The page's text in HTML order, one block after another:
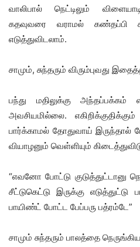
வாலிபால் நெட்டிலும்
கதவுவரை வராமல் கண்தப்பி
எடுத்துவிடலாம்.
சாமும், சுந்தரும் விரும்புவது
பந்து மதிலுக்கு
அவசியமில்லை.
பார்க்காமல் தோதுவாய் இருந்தால்
வியாழனும் வெள்ளியும்
“எவனோ போட்டு
சீட்டுகெட்டு இருக்கு எடுத்துட்டு
பாயிண்ட் போட்ட பேப்பரு பத்ரம்டே”
சாமும் சுந்தரும் பாலத்தை